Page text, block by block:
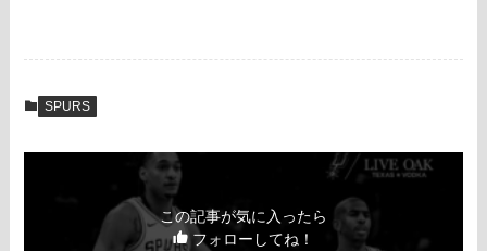
SPURS
この記事が気に入ったら
フォローしてね！